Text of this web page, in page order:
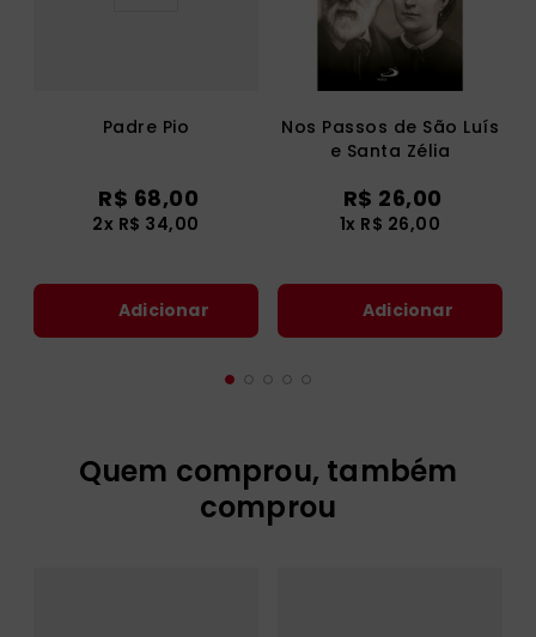
Padre Pio
R$ 68,00
2x R$ 34,00
Adicionar
Nos Passos de São Luís
e Santa Zélia
R$ 26,00
1x R$ 26,00
Adicionar
Quem comprou, também
comprou